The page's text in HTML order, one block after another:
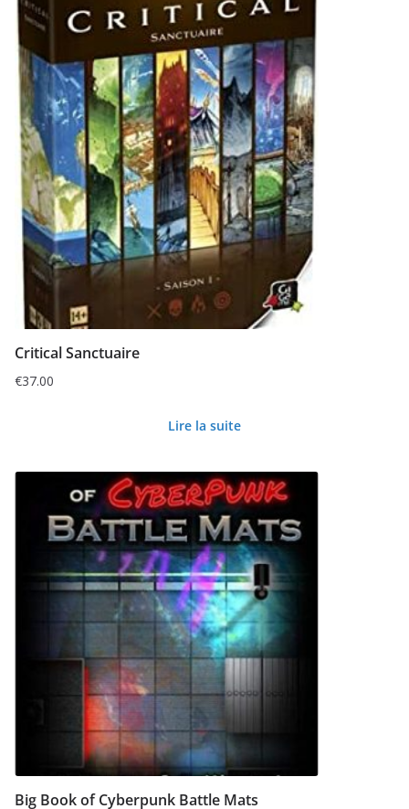
Critical Sanctuaire
€37.00
Lire la suite
Big Book of Cyberpunk Battle Mats